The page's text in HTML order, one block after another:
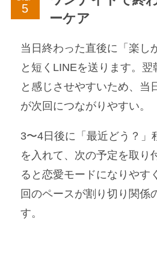
ーケア
当日終わった直後に「楽し
と短くLINEを送ります。
と感じさせやすいため、当
が次回につながりやすい。
3〜4日後に「最近どう？」
を入れて、次の予定を取り
ると恋愛モードになりやす
回のペースが割り切り関係
す。